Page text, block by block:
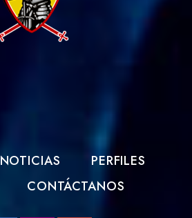
NOTICIAS
PERFILES
CONTÁCTANOS